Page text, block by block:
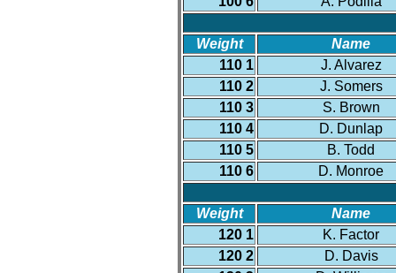
Weight
Name
110 1
J. Alvarez
110 2
J. Somers
110 3
S. Brown
110 4
D. Dunlap
110 5
B. Todd
110 6
D. Monroe
Weight
Name
120 1
K. Factor
120 2
D. Davis